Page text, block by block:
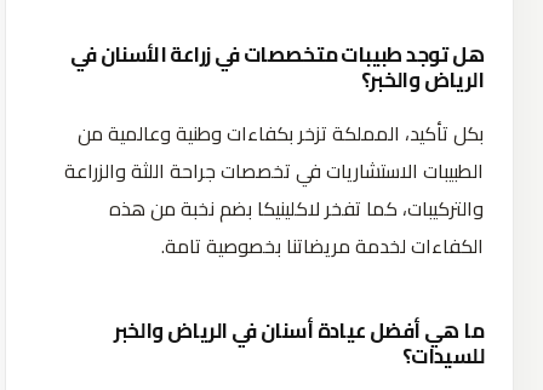
هل توجد طبيبات متخصصات في زراعة الأسنان في
الرياض والخبر؟
بكل تأكيد، المملكة تزخر بكفاءات وطنية وعالمية من
الطبيبات الاستشاريات في تخصصات جراحة اللثة والزراعة
والتركيبات، كما تفخر لاكلينيكا بضم نخبة من هذه
الكفاءات لخدمة مريضاتنا بخصوصية تامة.
ما هي أفضل عيادة أسنان في الرياض والخبر
للسيدات؟